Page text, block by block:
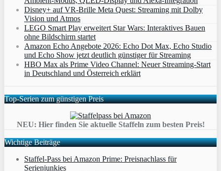
Disney+ auf VR-Brille Meta Quest: Streaming mit Dolby
Vision und Atmos
LEGO Smart Play erweitert Star Wars: Interaktives Bauen
ohne Bildschirm startet
Amazon Echo Angebote 2026: Echo Dot Max, Echo Studio
und Echo Show jetzt deutlich günstiger für Streaming
HBO Max als Prime Video Channel: Neuer Streaming‑Start
in Deutschland und Österreich erklärt
Top-Serien zum günstigen Preis
NEU: Hier finden Sie aktuelle Staffeln zum besten Preis!
Wichtige Beiträge
Staffel-Pass bei Amazon Prime: Preisnachlass für
Serienjunkies